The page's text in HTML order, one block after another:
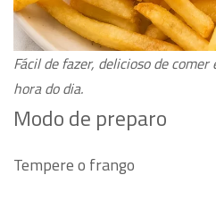
Fácil de fazer, delicioso de
hora do dia.
Modo de preparo
Tempere o frango